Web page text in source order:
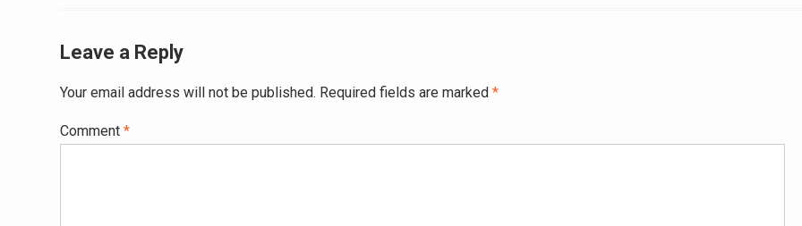
Leave a Reply
Your email address will not be published. Required fields are marked *
Comment *